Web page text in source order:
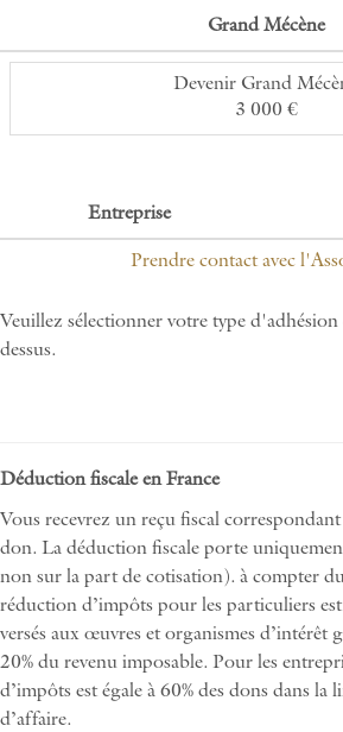
Grand Mécène
Devenir Grand
3 000 €
Entreprise
Prendre contact avec
Veuillez sélectionner votre type d'adhésion
dessus.
Déduction fiscale en France
Vous recevrez un reçu fiscal
don. La déduction fiscale porte
non sur la part de cotisation). à compter
réduction d’impôts pour les particuliers est
versés aux œuvres et organismes d’intérêt
20% du revenu imposable. Pour les
d’impôts est égale à 60% des dons dans
d’affaire.